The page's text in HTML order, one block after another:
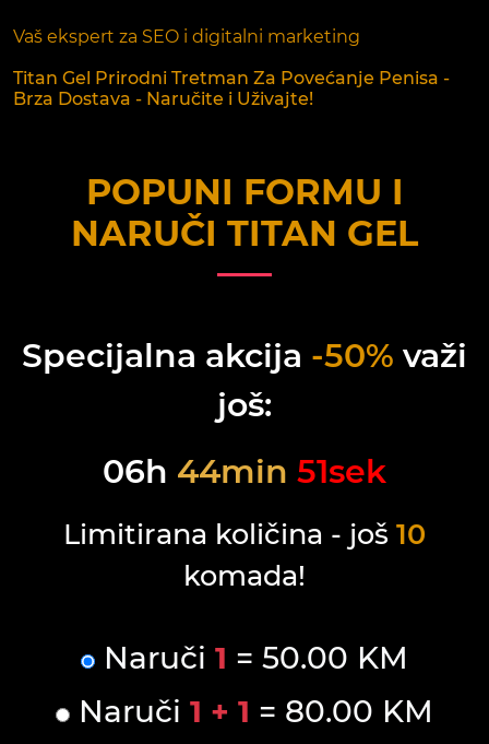
Vaš ekspert za SEO i digitalni marketing
Titan Gel Prirodni Tretman Za Povećanje Penisa -
Brza Dostava - Naručite i Uživajte!
POPUNI FORMU I
NARUČI TITAN GEL
Specijalna akcija -50% važi
još:
06h 44min 51sek
Limitirana količina - još 10
komada!
Naruči 1 = 50.00 KM
Naruči 1 + 1 = 80.00 KM